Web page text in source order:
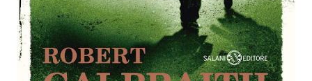
un'inappuntabile facciata. Fra i turisti c'è anche Hercule
Poirot, e per fortuna. Perché nel giro di poche ore a bordo
del Karnak si consumano ben due delitti, e la tranquilla
crociera si trasforma in una disperata caccia a un assassino